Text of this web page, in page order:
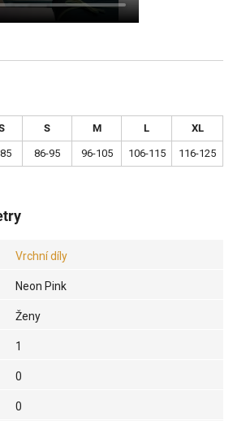
S M L XL
86-95 96-105 106-115 116-125
Vrchní díly
Neon Pink
Ženy
1
0
0